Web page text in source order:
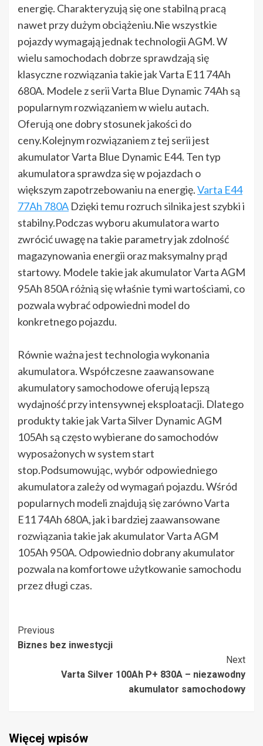
energię. Charakteryzują się one stabilną pracą
nawet przy dużym obciążeniu.Nie wszystkie
pojazdy wymagają jednak technologii AGM. W
wielu samochodach dobrze sprawdzają się
klasyczne rozwiązania takie jak Varta E11 74Ah
680A. Modele z serii Varta Blue Dynamic 74Ah są
popularnym rozwiązaniem w wielu autach.
Oferują one dobry stosunek jakości do
ceny.Kolejnym rozwiązaniem z tej serii jest
akumulator Varta Blue Dynamic E44. Ten typ
akumulatora sprawdza się w pojazdach o
większym zapotrzebowaniu na energię.Varta E44
77Ah 780A Dzięki temu rozruch silnika jest szybki i
stabilny.Podczas wyboru akumulatora warto
zwrócić uwagę na takie parametry jak zdolność
magazynowania energii oraz maksymalny prąd
startowy. Modele takie jak akumulator Varta AGM
95Ah 850A różnią się właśnie tymi wartościami, co
pozwala wybrać odpowiedni model do
konkretnego pojazdu.
Równie ważna jest technologia wykonania
akumulatora. Współczesne zaawansowane
akumulatory samochodowe oferują lepszą
wydajność przy intensywnej eksploatacji. Dlatego
produkty takie jak Varta Silver Dynamic AGM
105Ah są często wybierane do samochodów
wyposażonych w system start
stop.Podsumowując, wybór odpowiedniego
akumulatora zależy od wymagań pojazdu. Wśród
popularnych modeli znajdują się zarówno Varta
E11 74Ah 680A, jak i bardziej zaawansowane
rozwiązania takie jak akumulator Varta AGM
105Ah 950A. Odpowiednio dobrany akumulator
pozwala na komfortowe użytkowanie samochodu
przez długi czas.
Post
Navigation
Previous
Biznes bez inwestycji
Next
Varta Silver 100Ah P+ 830A – niezawodny
akumulator samochodowy
Więcej wpisów